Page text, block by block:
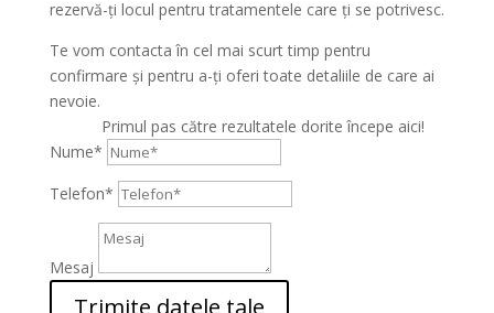
rezervă-ți locul pentru tratamentele care ți se potrivesc.
Te vom contacta în cel mai scurt timp pentru
confirmare și pentru a-ți oferi toate detaliile de care ai
nevoie.
Primul pas către rezultatele dorite începe aici!
Nume*
Telefon*
Mesaj
Trimite datele tale